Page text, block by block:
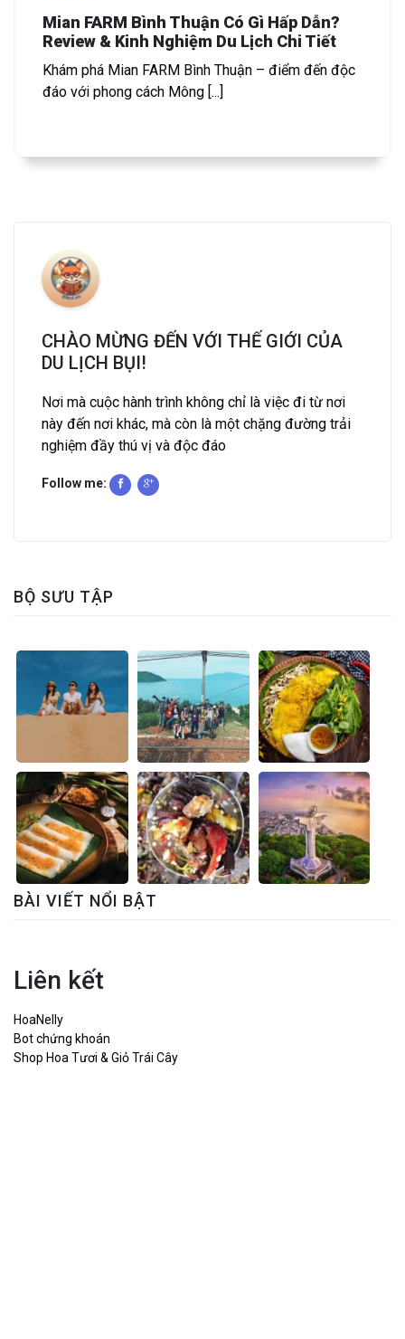
Mian FARM Bình Thuận Có Gì Hấp Dẫn?
Review & Kinh Nghiệm Du Lịch Chi Tiết
Khám phá Mian FARM Bình Thuận – điểm đến độc
đáo với phong cách Mông [...]
CHÀO MỪNG ĐẾN VỚI THẾ GIỚI CỦA
DU LỊCH BỤI!
Nơi mà cuộc hành trình không chỉ là việc đi từ nơi
này đến nơi khác, mà còn là một chặng đường trải
nghiệm đầy thú vị và độc đáo
Follow me:
BỘ SƯU TẬP
BÀI VIẾT NỔI BẬT
Liên kết
HoaNelly
Bot chứng khoán
Shop Hoa Tươi & Giỏ Trái Cây